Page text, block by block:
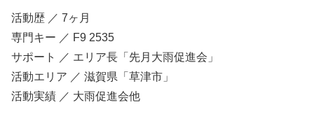
活動歴 ／ 7ヶ月
専門キー ／ F9 2535
サポート ／ エリア長「先月大雨促進会」
活動エリア ／ 滋賀県「草津市」
活動実績 ／ 大雨促進会他